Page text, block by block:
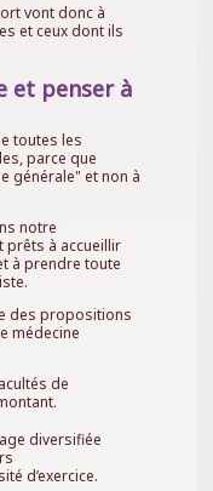
vont donc à
et ceux dont ils
et penser à
toutes les
parce que
générale" et non à
notre
prêts à accueillir
à prendre toute
des propositions
médecine
de
diversifiée
d’exercice.